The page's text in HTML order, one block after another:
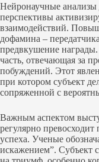
Нейронаучные анализы
перспективы
взаимодействий.
дофамина –
предвкушение награды.
часть, отвечающая за
побуждений. Этот
при котором субъект
сопряженной с
Важным аспектом
регулярно
успеха. Ученые
искажением”. Субъект